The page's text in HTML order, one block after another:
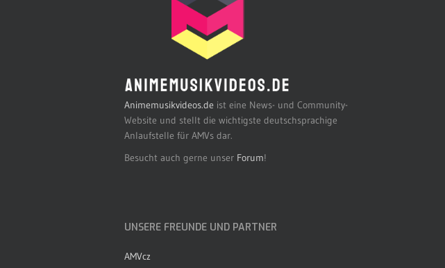
Animemusikvideos.de ist eine News- und Community-
Website und stellt die wichtigste deutschsprachige
Anlaufstelle für AMVs dar.
Besucht auch gerne unser Forum!
UNSERE FREUNDE UND PARTNER
AMVcz